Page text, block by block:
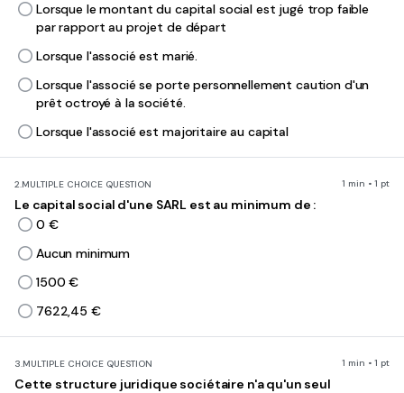
Lorsque le montant du capital social est jugé trop faible
par rapport au projet de départ
Lorsque l'associé est marié.
Lorsque l'associé se porte personnellement caution d'un
prêt octroyé à la société.
Lorsque l'associé est majoritaire au capital
2.MULTIPLE CHOICE QUESTION 1 min • 1 pt
Le capital social d'une SARL est au minimum de :
0 €
Aucun minimum
1500 €
7622,45 €
3.MULTIPLE CHOICE QUESTION 1 min • 1 pt
Cette structure juridique sociétaire n'a qu'un seul